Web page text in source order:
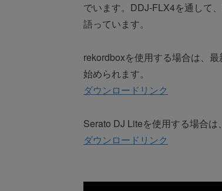
でいます。DDJ-FLX4を通して
語っています。
rekordboxを使用する場合は、
始められます。
ダウンロードリンク
Serato DJ Liteを使用する場合
ダウンロードリンク